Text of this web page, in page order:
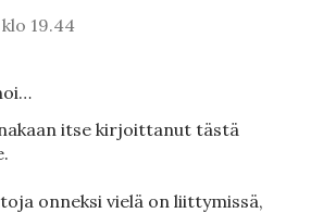
klo 19.44
itse kirjoittanut tästä
onneksi vielä on liittymissä,